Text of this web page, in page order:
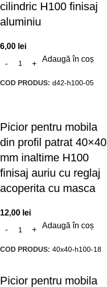
cilindric H100 finisaj
aluminiu
6,00 lei
Adaugă în coș
COD PRODUS: d42-h100-05
Picior pentru mobila
din profil patrat 40×40
mm inaltime H100
finisaj auriu cu reglaj
acoperita cu masca
12,00 lei
Adaugă în coș
COD PRODUS: 40x40-h100-18
Picior pentru mobila